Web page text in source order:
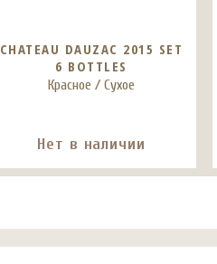
CHATEAU DAUZAC 2015 SET
6 BOTTLES
Красное / Сухое
Нет в наличии